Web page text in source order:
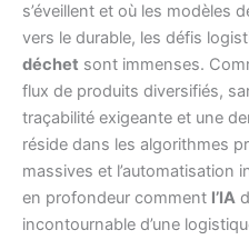
s’éveillent et où les modèles
vers le durable, les défis
déchet sont immenses.
flux de produits diversifiés,
traçabilité exigeante et une
réside dans les algorithmes
massives et l’automatisation
en profondeur comment l’IA
incontournable d’une